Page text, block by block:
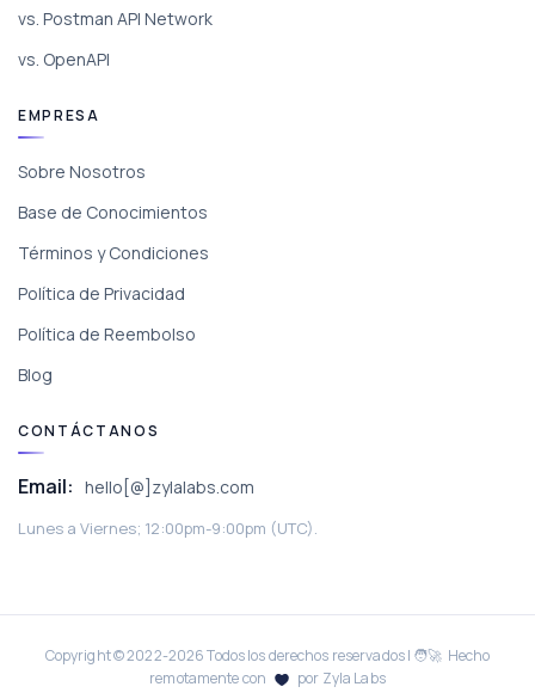
vs. Postman API Network
vs. OpenAPI
EMPRESA
Sobre Nosotros
Base de Conocimientos
Términos y Condiciones
Política de Privacidad
Política de Reembolso
Blog
CONTÁCTANOS
Email: hello[@]zylalabs.com
Lunes a Viernes; 12:00pm-9:00pm (UTC).
Copyright © 2022-2026Todos los derechos reservados | 🧑‍🚀 Hecho
remotamente con
por Zyla Labs